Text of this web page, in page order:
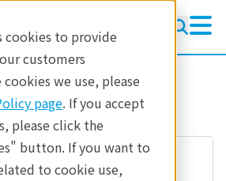
cookies to provide
customers
we use, please
page. If you accept
please click the
button. If you want to
to cookie use,
分析手法